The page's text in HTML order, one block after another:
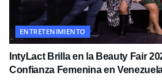
ENTRETENIMIENTO
IntyLact Brilla en la Beauty Fair
Confianza Femenina en